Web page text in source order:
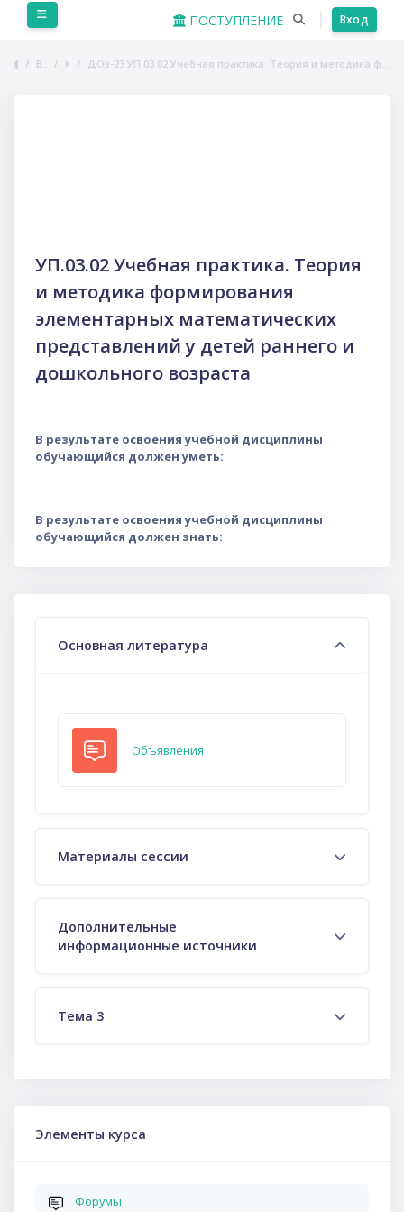
Перейти к основному содержанию
ПОСТУПЛЕНИЕ Вход
В начало Курсы ДОз-23 УП.03.02 Учебная практика. Теория и методика формирования элементарных математических представлений у детей раннего и дошкольного возраста
УП.03.02 Учебная практика. Теория
и методика формирования
элементарных математических
представлений у детей раннего и
дошкольного возраста
В результате освоения учебной дисциплины
обучающийся должен уметь:
В результате освоения учебной дисциплины
обучающийся должен знать:
Основная литература
Объявления
Материалы сессии
Дополнительные
информационные источники
Тема 3
Элементы курса
Форумы